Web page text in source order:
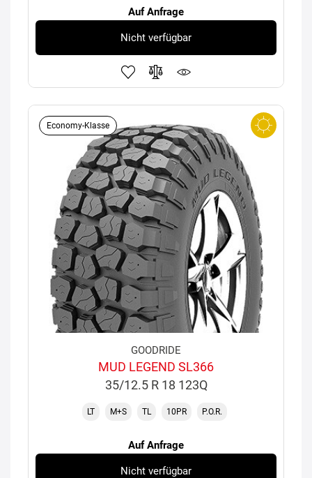
Auf Anfrage
Nicht verfügbar
Economy-Klasse
GOODRIDE
MUD LEGEND SL366
35/12.5 R 18 123Q
LT M+S TL 10PR P.O.R.
Auf Anfrage
Nicht verfügbar